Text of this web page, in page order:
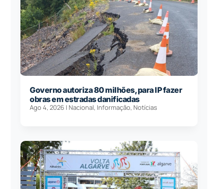
Governo autoriza 80 milhões, para IP fazer
obras em estradas danificadas
Ago 4, 2026 | Nacional, Informação, Notícias